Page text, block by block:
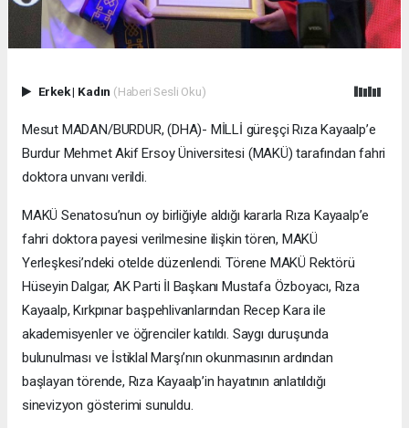
Erkek| Kadın (Haberi Sesli Oku)
Mesut MADAN/BURDUR, (DHA)- MİLLİ güreşçi Rıza Kayaalp’e
Burdur Mehmet Akif Ersoy Üniversitesi (MAKÜ) tarafından fahri
doktora unvanı verildi.
MAKÜ Senatosu’nun oy birliğiyle aldığı kararla Rıza Kayaalp’e
fahri doktora payesi verilmesine ilişkin tören, MAKÜ
Yerleşkesi’ndeki otelde düzenlendi. Törene MAKÜ Rektörü
Hüseyin Dalgar, AK Parti İl Başkanı Mustafa Özboyacı, Rıza
Kayaalp, Kırkpınar başpehlivanlarından Recep Kara ile
akademisyenler ve öğrenciler katıldı. Saygı duruşunda
bulunulması ve İstiklal Marşı’nın okunmasının ardından
başlayan törende, Rıza Kayaalp’in hayatının anlatıldığı
sinevizyon gösterimi sunuldu.